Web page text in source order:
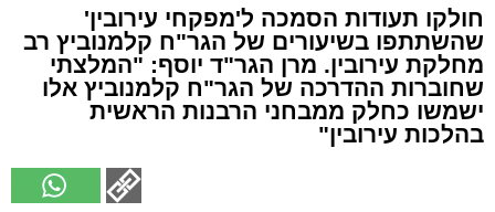
חולקו תעודות הסמכה ל'מפקחי עירובין'
שהשתתפו בשיעורים של הגר"ח קלמנוביץ רב
מחלקת עירובין. מרן הגר"ד יוסף: "המלצתי
שחוברות ההדרכה של הגר"ח קלמנוביץ אלו
ישמשו כחלק ממבחני הרבנות הראשית
בהלכות עירובין"